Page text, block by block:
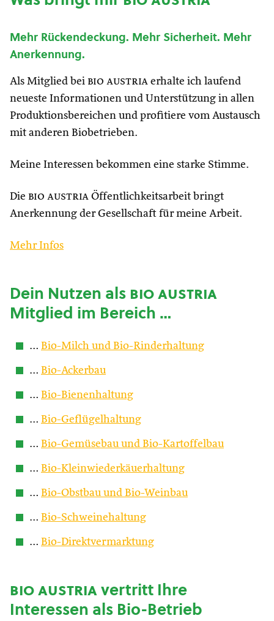
Mehr Rückendeckung. Mehr Sicherheit. Mehr
Anerkennung.
Als Mitglied bei bio austria erhalte ich laufend
neueste Informationen und Unterstützung in allen
Produktionsbereichen und profitiere vom Austausch
mit anderen Biobetrieben.
Meine Interessen bekommen eine starke Stimme.
Die bio austria Öffentlichkeitsarbeit bringt
Anerkennung der Gesellschaft für meine Arbeit.
Mehr Infos
Dein Nutzen alsbio austria
Mitglied im Bereich …
… Bio-Milch und Bio-Rinderhaltung
… Bio-Ackerbau
… Bio-Bienenhaltung
… Bio-Geflügelhaltung
… Bio-Gemüsebau und Bio-Kartoffelbau
… Bio-Kleinwiederkäuerhaltung
… Bio-Obstbau und Bio-Weinbau
… Bio-Schweinehaltung
… Bio-Direktvermarktung
bio austriavertritt Ihre
Interessen als Bio-Betrieb